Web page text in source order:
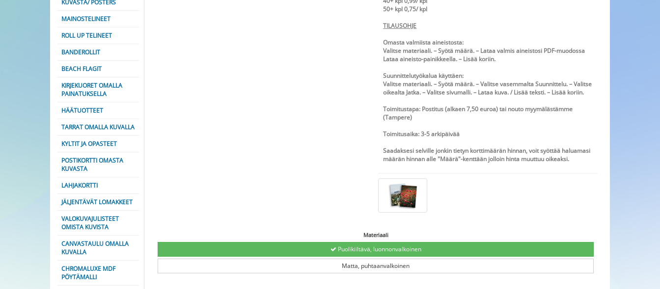
KUVASTA/ POSTERS
MAINOSTELINEET
ROLL UP TELINEET
BANDEROLLIT
BEACH FLAGIT
KIRJEKUORET OMALLA
PAINATUKSELLA
HÄÄTUOTTEET
TARRAT OMALLA KUVALLA
KYLTIT JA OPASTEET
POSTIKORTTI OMASTA
KUVASTA
LAHJAKORTTI
JÄLJENTÄVÄT LOMAKKEET
VALOKUVAJULISTEET
OMISTA KUVISTA
CANVASTAULU OMALLA
KUVALLA
CHROMALUXE MDF
PÖYTÄMALLI
50+ kpl 0,75/ kpl
TILAUSOHJE
Omasta valmiista aineistosta:
Valitse materiaali. – Syötä määrä. – Lataa valmis aineistosi PDF-muodossa
Lataa aineisto-painikkeella. – Lisää koriin.
Suunnittelutyökalua käyttäen:
Valitse materiaali. – Syötä määrä. – Valitse vasemmalta Suunnittelu. – Valitse
oikealta Jatka. – Valitse sivumalli. – Lataa kuva. / Lisää teksti. – Lisää koriin.
Toimitustapa: Postitus (alkaen 7,50 euroa) tai nouto myymälästämme
(Tampere)
Toimitusaika: 3-5 arkipäivää
Saadaksesi selville jonkin tietyn korttimäärän hinnan, voit syöttää haluamasi
määrän hinnan alle "Määrä"-kenttään jolloin hinta muuttuu oikeaksi.
Materiaali
Puolikiiltävä, luonnonvalkoinen
Matta, puhtaanvalkoinen